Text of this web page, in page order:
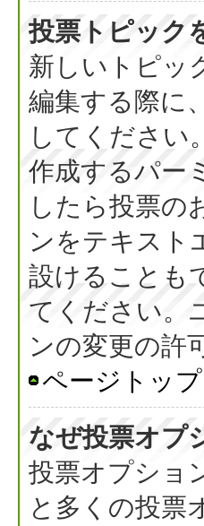
投票トピック
新しいトピッ
編集する際に
してください
作成するパー
したら投票の
ンをテキスト
設けることも
てください。
ンの変更の許
ページトップ
なぜ投票オプ
投票オプショ
と多くの投票